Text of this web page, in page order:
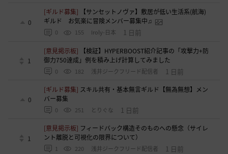
0
[ギルド募集]
【サンセットノヴァ】敷居が低い生活系(航海)
ギルド お気楽に冒険メンバー募集中♫
0 155 Iroly-日本 1 日前
1
[意見掲示板]
【検証】HYPERBOOST紹介記事の「攻撃力+防
御力750達成」例を積み上げ計算してみました
0 182 浅井ジークフリード配信者 1 日前
0
[ギルド募集] スキル共有・基本無言ギルド【無為無想】メン
バー募集
0 251 とりぐな 1 日前
1
[意見掲示板] フィードバック構造そのものへの懸念（サイレ
ント離脱と可視化の限界について）
1 220 浅井ジークフリード配信者 1 日前